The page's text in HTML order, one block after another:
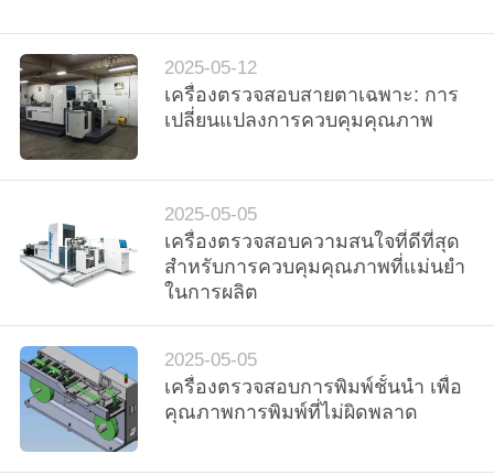
ข่าว
ขอ
เสนอ
ราคา
แผนผัง
เว็บไซต์
2025-05-12
เครื่องตรวจสอบสายตาเฉพาะ: การ
เปลี่ยนแปลงการควบคุมคุณภาพ
2025-05-05
เครื่องตรวจสอบความสนใจที่ดีที่สุด
สําหรับการควบคุมคุณภาพที่แม่นยํา
ในการผลิต
2025-05-05
เครื่องตรวจสอบการพิมพ์ชั้นนํา เพื่อ
คุณภาพการพิมพ์ที่ไม่ผิดพลาด